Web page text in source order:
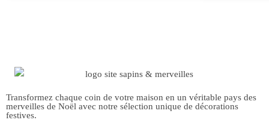
Transformez chaque coin de votre maison en un véritable pays des
merveilles de Noël avec notre sélection unique de décorations
festives.